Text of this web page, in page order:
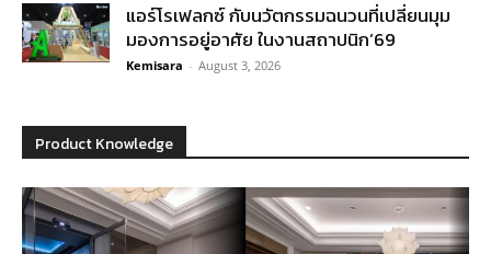
แอร์โรเฟลกซ์ กับนวัตกรรมฉนวนที่เปลี่ยนมุม
มองการอยู่อาศัย ในงานสถาปนิก’69
Kemisara - August 3, 2026
Product Knowledge